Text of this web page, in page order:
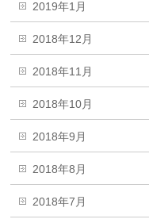
2019年1月
2018年12月
2018年11月
2018年10月
2018年9月
2018年8月
2018年7月